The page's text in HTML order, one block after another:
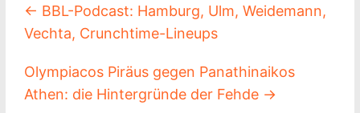
← BBL-Podcast: Hamburg, Ulm, Weidemann,
Vechta, Crunchtime-Lineups
Olympiacos Piräus gegen Panathinaikos
Athen: die Hintergründe der Fehde →